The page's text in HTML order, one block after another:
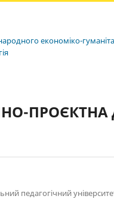
економіко-
ПРОЄКТНА
педагогічний